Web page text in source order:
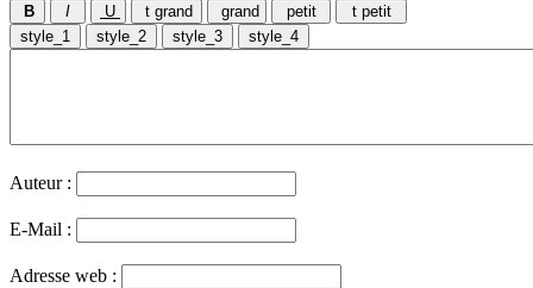
Auteur :
E-Mail :
Adresse web :